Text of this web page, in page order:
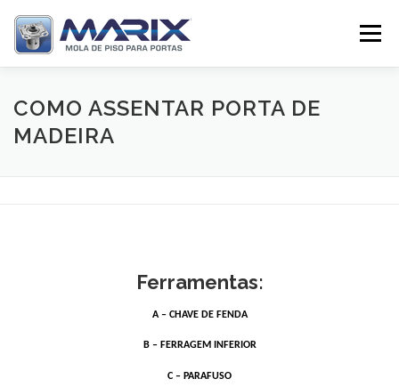
para
Menu
SOBRE PRODUTOS TV MARIX
COMO ASSENTAR PORTA DE
MADEIRA
Ferramentas:
A – CHAVE DE FENDA
B – FERRAGEM INFERIOR
C – PARAFUSO